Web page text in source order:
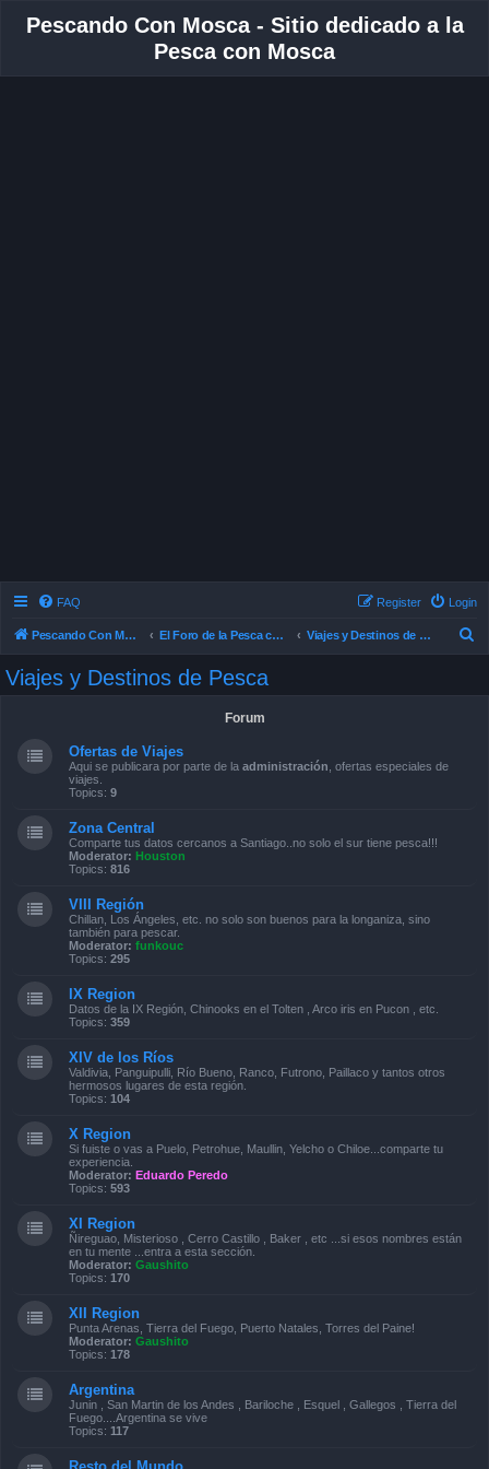
Pescando Con Mosca - Sitio dedicado a la
Pesca con Mosca
FAQ Login
Register
Pescando Con Mosca El Foro de la Pesca con Mosca en Chile Viajes y Destinos de Pesca
Viajes y Destinos de Pesca
Forum
Ofertas de Viajes
Aqui se publicara por parte de la administración , ofertas especiales de
viajes.
Topics: 9
Zona Central
Comparte tus datos cercanos a Santiago..no solo el sur tiene pesca!!!
Moderator: Houston
Topics: 816
VIII Región
Chillan, Los Ángeles, etc. no solo son buenos para la longaniza, sino
también para pescar.
Moderator: funkouc
Topics: 295
IX Region
Datos de la IX Región, Chinooks en el Tolten , Arco iris en Pucon , etc.
Topics: 359
XIV de los Ríos
Valdivia, Panguipulli, Río Bueno, Ranco, Futrono, Paillaco y tantos otros
hermosos lugares de esta región.
Topics: 104
X Region
Si fuiste o vas a Puelo, Petrohue, Maullin, Yelcho o Chiloe...comparte tu
experiencia.
Moderator: Eduardo Peredo
Topics: 593
XI Region
Ñireguao, Misterioso , Cerro Castillo , Baker , etc ...si esos nombres están
en tu mente ...entra a esta sección.
Moderator: Gaushito
Topics: 170
XII Region
Punta Arenas, Tierra del Fuego, Puerto Natales, Torres del Paine!
Moderator: Gaushito
Topics: 178
Argentina
Junin , San Martin de los Andes , Bariloche , Esquel , Gallegos , Tierra del
Fuego....Argentina se vive
Topics: 117